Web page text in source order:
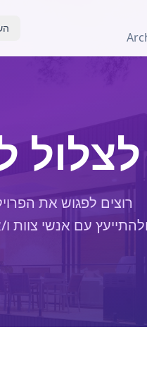
לצלול
רוצים לפגוש את
ולהתייעץ עם אנשי צוות